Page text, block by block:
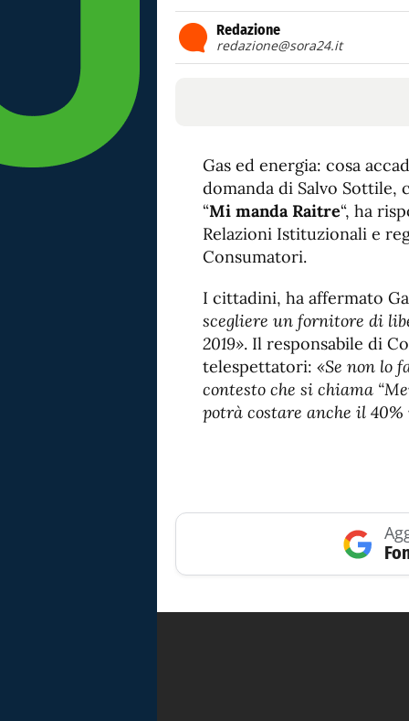
Redazione
redazione@sora24.it
Gas ed energia: cosa
domanda di Salvo
“Mi manda Raitre“, ha
Relazioni Istituzionali e
Consumatori.
I cittadini, ha affermato
scegliere un fornitore di
2019». Il responsabile di
telespettatori: «Se non lo
contesto che si chiama
potrà costare anche il